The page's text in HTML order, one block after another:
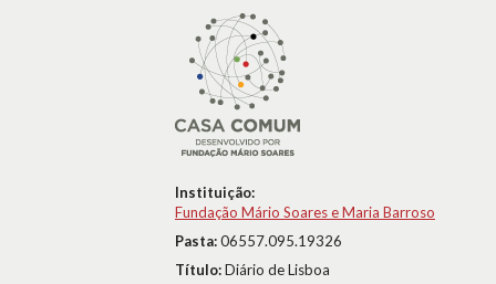
Instituição:
Fundação Mário Soares e Maria Barroso
Pasta:06557.095.19326
Título:Diário de Lisboa